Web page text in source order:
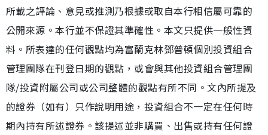
所載之評論、意見或推測乃根據或取自本行相信屬可靠的
公開來源。本行並不保證其準確性。本文只提供一般性資
料。所表達的任何觀點均為富蘭克林鄧普頓個別投資組合
管理團隊在刊登日期的觀點，或會與其他投資組合管理團
隊/投資附屬公司或公司整體的觀點有所不同。文內所提及
的證券（如有）只作說明用途，投資組合不一定在任何時
期內持有所述證券。該提述並非購買、出售或持有任何證